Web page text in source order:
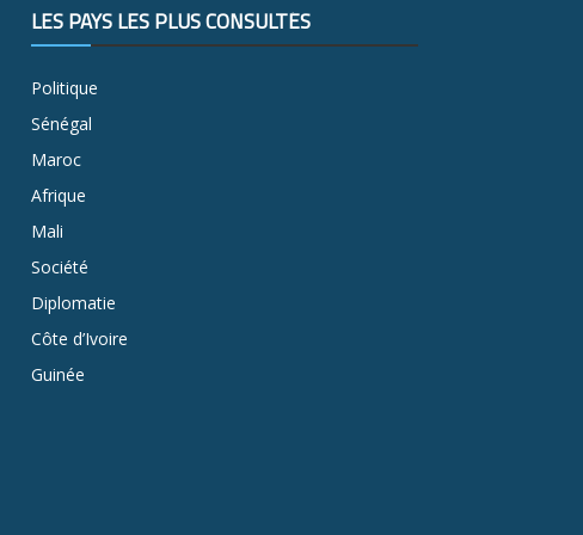
LES PAYS LES PLUS CONSULTÉS
Politique
Sénégal
Maroc
Afrique
Mali
Société
Diplomatie
Côte d’Ivoire
Guinée